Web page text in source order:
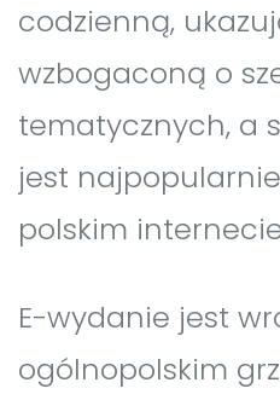
codzienną,
wzbogaconą o
tematycznych, a
jest
polskim
E-wydanie jest
ogólnopolskim